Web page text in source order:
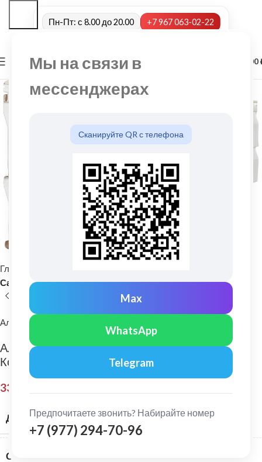
Мы на связи в
мессенджерах
Сканируйте QR с телефона
Max
WhatsApp
Telegram
Предпочитаете звонить? Набирайте номер
+7 (977) 294-70-96
Пн-Пт: с 8.00 до 20.00 +7 967 063-02-22
МЕНЮ 0,00
Нажмите, чтобы увеличить
Главная
Сайдинг-панели виниловые
Альта-Профиль
Альта-Профиль: Сайдинг Альта-Сайдинг
Корабельный брус Белый
334,00
ДЛИНА, ММ
ОКРАСКА